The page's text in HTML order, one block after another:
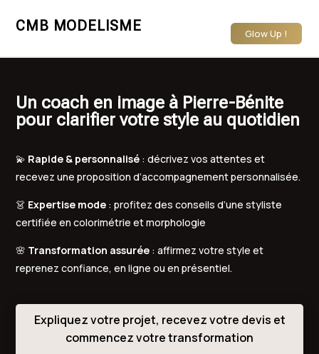
CMB MODELISME Glow Up !
Un coach en image à Pierre-Bénite
pour clarifier votre style au quotidien
💫 Rapide & personnalisé : décrivez vos attentes et
recevez une proposition d’accompagnement personnalisée.
👗 Expertise mode : profitez des conseils d’une styliste
certifiée en colorimétrie et morphologie
🌸 Transformation assurée : affirmez votre style et
reprenez confiance, en ligne ou en présentiel.
Expliquez votre projet, recevez votre devis et
commencez votre transformation